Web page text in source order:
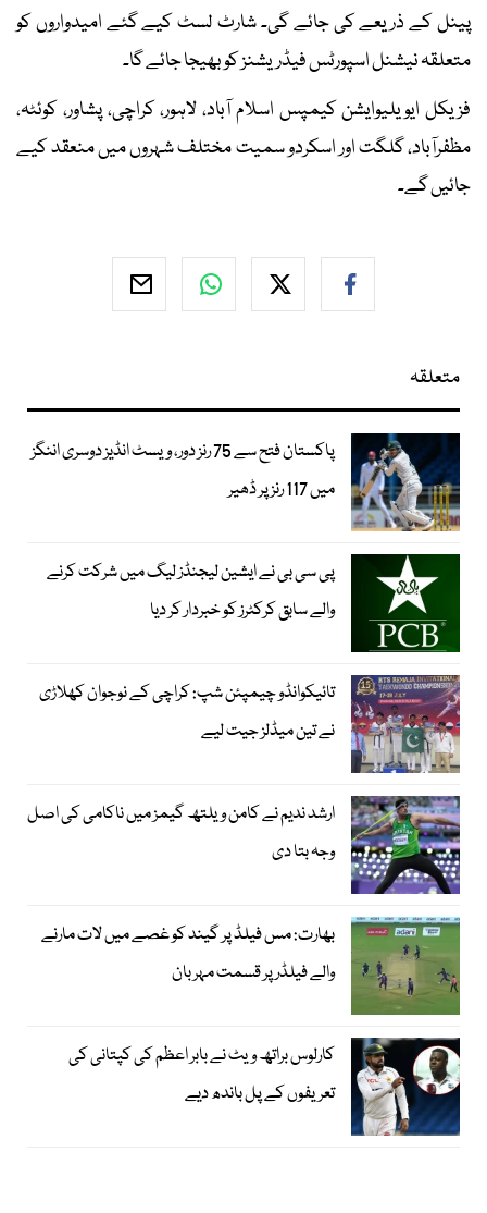
پینل کے ذریعے کی جائے گی۔ شارٹ لسٹ کیے گئے امیدواروں کو
متعلقہ نیشنل اسپورٹس فیڈریشنز کو بھیجا جائے گا۔
فزیکل ایویلیوایشن کیمپس اسلام آباد، لاہور، کراچی، پشاور، کوئٹہ،
مظفرآباد، گلگت اور اسکردو سمیت مختلف شہروں میں منعقد کیے
جائیں گے۔
متعلقہ
پاکستان فتح سے 75 رنز دور، ویسٹ انڈیز دوسری اننگز
میں 117 رنز پر ڈھیر
پی سی بی نے ایشین لیجنڈز لیگ میں شرکت کرنے
والے سابق کرکٹرز کو خبردار کر دیا
تائیکوانڈو چیمپئن شپ: کراچی کے نوجوان کھلاڑی
نے تین میڈلز جیت لیے
ارشد ندیم نے کامن ویلتھ گیمز میں ناکامی کی اصل
وجہ بتا دی
بھارت: مس فیلڈ پر گیند کو غصے میں لات مارنے
والے فیلڈر پر قسمت مہربان
کارلوس براتھ ویٹ نے بابر اعظم کی کپتانی کی
تعریفوں کے پل باندھ دیے